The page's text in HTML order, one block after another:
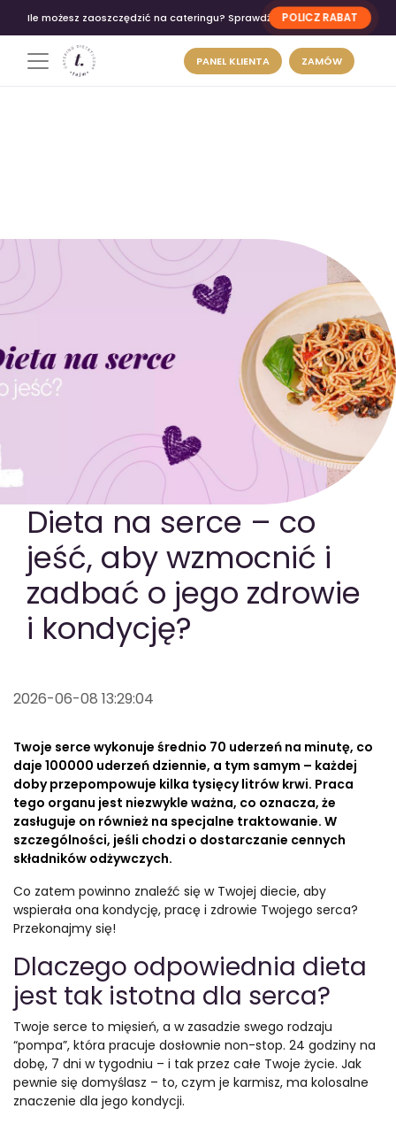
Ile możesz zaoszczędzić na cateringu? Sprawdź POLICZ RABAT
PANEL KLIENTA ZAMÓW
WYBÓR MENU PAKIETY MEDYCZNE
Dieta na serce – co
jeść, aby wzmocnić i
zadbać o jego zdrowie
i kondycję?
2026-06-08 13:29:04
Twoje serce wykonuje średnio 70 uderzeń na minutę, co
daje 100000 uderzeń dziennie, a tym samym – każdej
doby przepompowuje kilka tysięcy litrów krwi. Praca
tego organu jest niezwykle ważna, co oznacza, że
zasługuje on również na specjalne traktowanie. W
szczególności, jeśli chodzi o dostarczanie cennych
składników odżywczych.
Co zatem powinno znaleźć się w Twojej diecie, aby
wspierała ona kondycję, pracę i zdrowie Twojego serca?
Przekonajmy się!
Dlaczego odpowiednia dieta
jest tak istotna dla serca?
Twoje serce to mięsień, a w zasadzie swego rodzaju
“pompa”, która pracuje dosłownie non-stop. 24 godziny na
dobę, 7 dni w tygodniu – i tak przez całe Twoje życie. Jak
pewnie się domyślasz – to, czym je karmisz, ma kolosalne
znaczenie dla jego kondycji.